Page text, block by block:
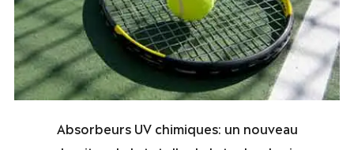
Absorbeurs UV chimiques: un nouveau